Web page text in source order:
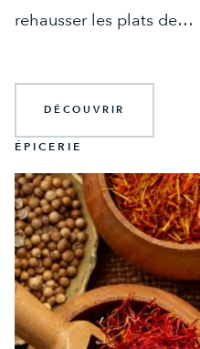
rehausser les plats de…
DÉCOUVRIR
ÉPICERIE